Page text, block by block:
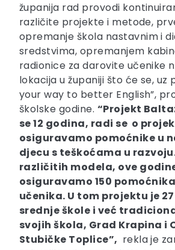
županija rad provodi
različite projekte i metode,
opremanje škola nastavnim i
sredstvima, opremanjem
radionice za darovite učenike
lokacija u županiji što će se, uz
your way to better English”,
školske godine. “Projekt
se 12 godina, radi se o
osiguravamo pomoćnike u
djecu s teškoćama u
različitih modela, ove
osiguravamo 150 pomoćnika
učenika. U tom projektu je
srednje škole i već
svojih škola, Grad Krapina i
Stubičke Toplice”, rekla je